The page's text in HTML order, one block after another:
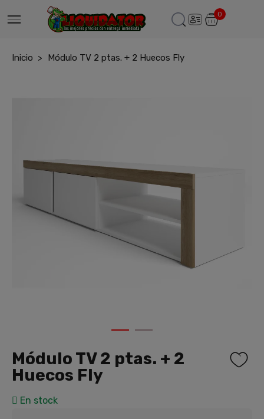
0
Inicio Módulo TV 2 ptas. + 2 Huecos Fly
Módulo TV 2 ptas. + 2
Huecos Fly
En stock